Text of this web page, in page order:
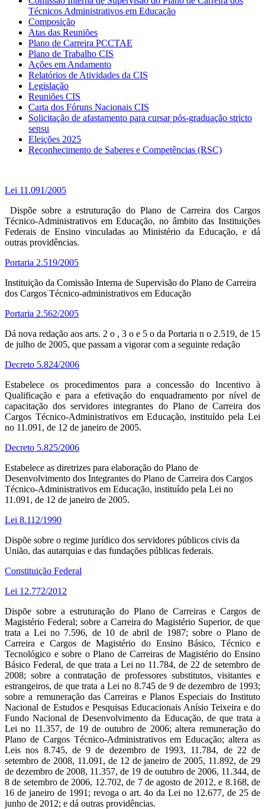
Técnicos Administrativos em Educação
Composição
Atas das Reuniões
Plano de Carreira PCCTAE
Plano de Trabalho CIS
Ações em Andamento
Relatórios de Atividades da CIS
Legislação
Reuniões CIS
Carta dos Fóruns Nacionais CIS
Solicitação de afastamento para cursar pós-graduação stricto
sensu
Eleições 2025
Reconhecimento de Saberes e Competências (RSC)
Lei 11.091/2005
Dispõe sobre a estruturação do Plano de Carreira dos Cargos
Técnico-Administrativos em Educação, no âmbito das Instituições
Federais de Ensino vinculadas ao Ministério da Educação, e dá
outras providências.
Portaria 2.519/2005
Instituição da Comissão Interna de Supervisão do Plano de Carreira
dos Cargos Técnico-administrativos em Educação
Portaria 2.562/2005
Dá nova redação aos arts. 2 o , 3 o e 5 o da Portaria n o 2.519, de 15
de julho de 2005, que passam a vigorar com a seguinte redação
Decreto 5.824/2006
Estabelece os procedimentos para a concessão do Incentivo à
Qualificação e para a efetivação do enquadramento por nível de
capacitação dos servidores integrantes do Plano de Carreira dos
Cargos Técnico-Administrativos em Educação, instituído pela Lei
no 11.091, de 12 de janeiro de 2005.
Decreto 5.825/2006
Estabelece as diretrizes para elaboração do Plano de
Desenvolvimento dos Integrantes do Plano de Carreira dos Cargos
Técnico-Administrativos em Educação, instituído pela Lei no
11.091, de 12 de janeiro de 2005.
Lei 8.112/1990
Dispõe sobre o regime jurídico dos servidores públicos civis da
União, das autarquias e das fundações públicas federais.
Constituição Federal
Lei 12.772/2012
Dispõe sobre a estruturação do Plano de Carreiras e Cargos de
Magistério Federal; sobre a Carreira do Magistério Superior, de que
trata a Lei no 7.596, de 10 de abril de 1987; sobre o Plano de
Carreira e Cargos de Magistério do Ensino Básico, Técnico e
Tecnológico e sobre o Plano de Carreiras de Magistério do Ensino
Básico Federal, de que trata a Lei no 11.784, de 22 de setembro de
2008; sobre a contratação de professores substitutos, visitantes e
estrangeiros, de que trata a Lei no 8.745 de 9 de dezembro de 1993;
sobre a remuneração das Carreiras e Planos Especiais do Instituto
Nacional de Estudos e Pesquisas Educacionais Anísio Teixeira e do
Fundo Nacional de Desenvolvimento da Educação, de que trata a
Lei no 11.357, de 19 de outubro de 2006; altera remuneração do
Plano de Cargos Técnico-Administrativos em Educação; altera as
Leis nos 8.745, de 9 de dezembro de 1993, 11.784, de 22 de
setembro de 2008, 11.091, de 12 de janeiro de 2005, 11.892, de 29
de dezembro de 2008, 11.357, de 19 de outubro de 2006, 11.344, de
8 de setembro de 2006, 12.702, de 7 de agosto de 2012, e 8.168, de
16 de janeiro de 1991; revoga o art. 4o da Lei no 12.677, de 25 de
junho de 2012; e dá outras providências.